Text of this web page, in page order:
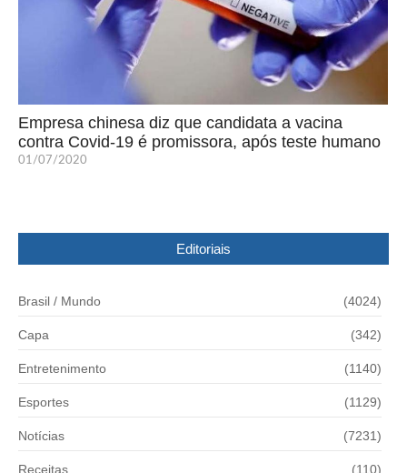
Empresa chinesa diz que candidata a vacina
contra Covid-19 é promissora, após teste humano
01/07/2020
Editoriais
Brasil / Mundo (4024)
Capa (342)
Entretenimento (1140)
Esportes (1129)
Notícias (7231)
Receitas (110)